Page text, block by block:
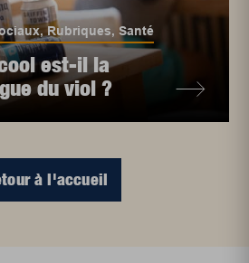
,Rubriques,Santé
est-il la
du viol ?
à l'accueil